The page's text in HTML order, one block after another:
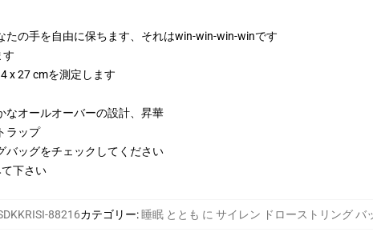
の手を自由に保ちます、それはwin-win-win-winです
す
x 27 cmを測定します
なオールオーバーの設計、昇華
ラップ
バッグをチェックしてください
下さい
88216カテゴリー: 睡眠 ととも に サイレン ドローストリング バ